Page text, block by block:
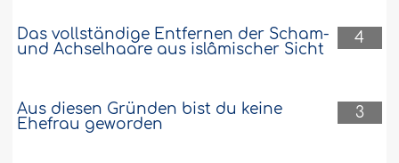
4
Das vollständige Entfernen der Scham-
und Achselhaare aus islâmischer Sicht
3
Aus diesen Gründen bist du keine
Ehefrau geworden